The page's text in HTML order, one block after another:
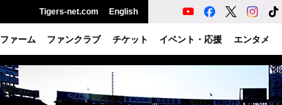
Tigers-net.com English
ファーム ファンクラブ チケット イベント・応援 エンタメ